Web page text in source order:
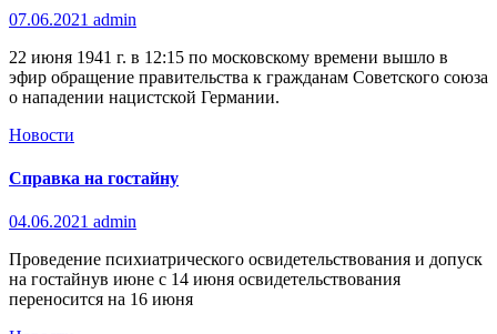
07.06.2021 admin
22 июня 1941 г. в 12:15 по московскому времени вышло в
эфир обращение правительства к гражданам Советского союза
о нападении нацистской Германии.
Новости
Справка на гостайну
04.06.2021 admin
Проведение психиатрического освидетельствования и допуск
на гостайнув июне с 14 июня освидетельствования
переносится на 16 июня